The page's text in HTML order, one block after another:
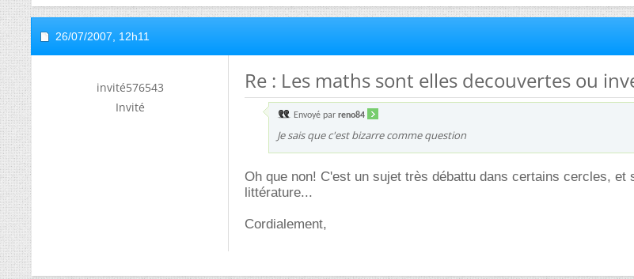
26/07/2007, 12h11
invité576543
Invité
Re : Les maths sont elles decouvertes ou
Envoyé par reno84
Je sais que c'est bizarre comme question
Oh que non! C'est un sujet très débattu dans certains cercles, et
littérature...
Cordialement,